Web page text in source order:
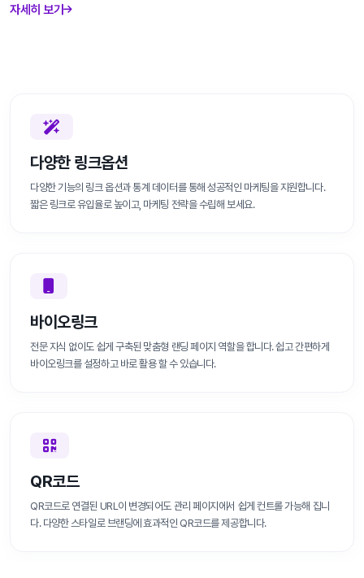
자세히 보기
다양한 링크옵션
다양한 기능의 링크 옵션과 통계 데이터를 통해 성공적인 마케팅을 지원합니다.
짧은 링크로 유입율로 높이고, 마케팅 전략을 수립해 보세요.
바이오링크
전문 지식 없이도 쉽게 구축된 맞춤형 랜딩 페이지 역할을 합니다. 쉽고 간편하게
바이오링크를 설정하고 바로 활용 할 수 있습니다.
QR코드
QR코드로 연결된 URL이 변경되어도 관리 페이지에서 쉽게 컨트롤 가능해 집니
다. 다양한 스타일로 브랜딩에 효과적인 QR코드를 제공합니다.